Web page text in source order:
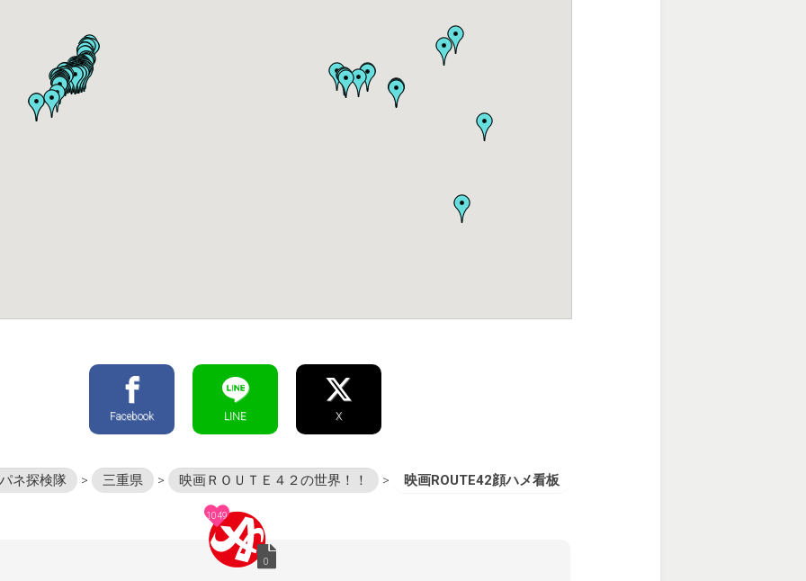
Facebook LINE X
ネ探検隊 > 三重県 > 映画ＲＯＵＴＥ４２の世界！！ > 映画ROUTE42顔ハメ看板
0
1049